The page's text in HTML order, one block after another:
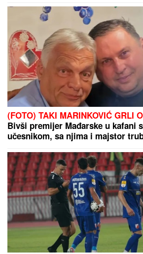
(FOTO) TAKI MARINKOVIĆ GRLI
Bivši premijer Mađarske u kafani
učesnikom, sa njima i majstor